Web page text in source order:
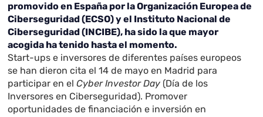
promovido en España por la Organización Europea de
Ciberseguridad (ECSO) y el Instituto Nacional de
Ciberseguridad (INCIBE), ha sido la que mayor
acogida ha tenido hasta el momento.
Start-ups e inversores de diferentes países europeos
se han dieron cita el 14 de mayo en Madrid para
participar en elCyber Investor Day (Día de los
Inversores en Ciberseguridad). Promover
oportunidades de financiación e inversión en